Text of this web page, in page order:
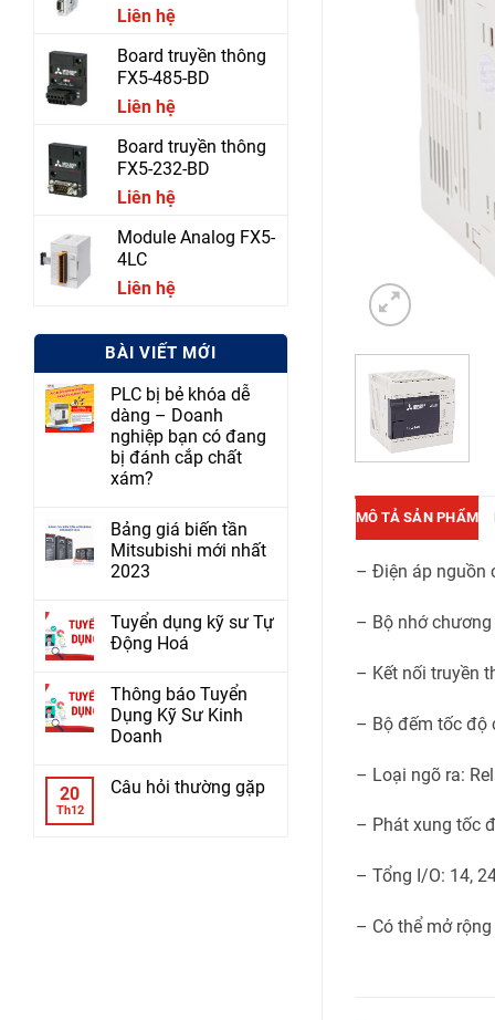
Liên hệ
Board truyền thông
FX5-485-BD
Liên hệ
Board truyền thông
FX5-232-BD
Liên hệ
Module Analog FX5-
4LC
Liên hệ
BÀI VIẾT MỚI
PLC bị bẻ khóa dễ
dàng – Doanh
nghiệp bạn có đang
bị đánh cắp chất
xám?
Bảng giá biến tần
Mitsubishi mới nhất
2023
Tuyển dụng kỹ sư Tự
Động Hoá
Thông báo Tuyển
Dụng Kỹ Sư Kinh
Doanh
20
Th12
Câu hỏi thường gặp
MÔ TẢ SẢN PHẨM
– Điện áp nguồn
– Bộ nhớ
– Kết nối truyền
– Bộ đếm tốc độ
– Loại ngõ ra:
– Phát xung tốc
– Tổng I/O: 14,
– Có thể mở